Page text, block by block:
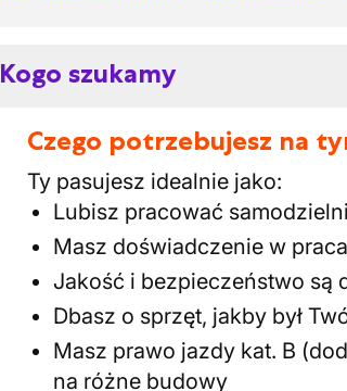
Kogo szukamy
Czego potrzebujesz na
Ty pasujesz idealnie jako:
Lubisz pracować
Masz doświadczenie w
Jakość i bezpieczeństwo są
Dbasz o sprzęt, jakby był
Masz prawo jazdy kat. B
na różne budowy